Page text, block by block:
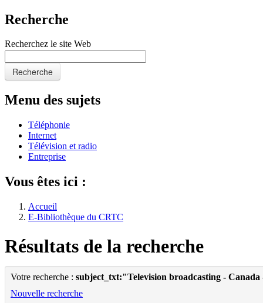
Recherche
Recherchez le site Web
Recherche
Menu des sujets
Téléphonie
Internet
Télévision et radio
Entreprise
Vous êtes ici :
Accueil
E-Bibliothèque du CRTC
Résultats de la recherche
Votre recherche : subject_txt:"Television broadcasting - Canada
Nouvelle recherche